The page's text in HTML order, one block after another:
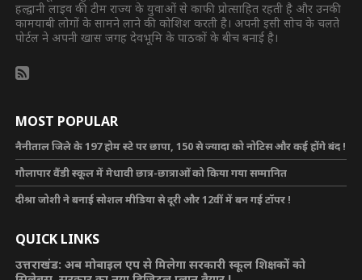
हल्द्वानी लाइव की टीम राज्य के युवाओं से काफी प्रोत्साहित रहती है और उनकी
कामयाबी लोगों के सामने लाने की कोशिश करती है। अपनी इसी सोच के चलते
पोर्टल ने अपनी खास जगह देवभूमि के पाठकों के बीच बनाई है।
MOST POPULAR
नैनीताल जिले के 197 होम स्टे पर छापा, 150 से ज्यादा को नोटिस और कई होंगे बंद !
गौलापार वैंडी स्कूल में मेधावी छात्र-छात्राओं को किया गया सम्मानित
दीश्रा जोशी ने बनाई सोशल मीडिया से दूरी और 12वीं में बन गई टॉपर !
QUICK LINKS
उत्तराखंड: अब मोबाइल एप से मिलेगा सरकारी स्कूल शिक्षकों को